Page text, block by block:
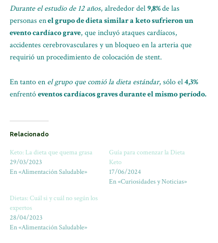
Durante el estudio de 12 años, alrededor del9,8%de las
personas enel grupo de dieta similar a keto sufrieron un
evento cardíaco grave, que incluyó ataques cardíacos,
accidentes cerebrovasculares y un bloqueo en la arteria que
requirió un procedimiento de colocación de stent.
En tanto en el grupo que comió la dieta estándar, sólo el4,3%
enfrentóeventos cardíacos graves durante el mismo período.
Relacionado
Keto: La dieta que quema grasa
29/03/2023
En «Alimentación Saludable»
Guía para comenzar la Dieta
Keto
17/06/2024
En «Curiosidades y Noticias»
Dietas: Cuál si y cuál no según los
expertos
28/04/2023
En «Alimentación Saludable»